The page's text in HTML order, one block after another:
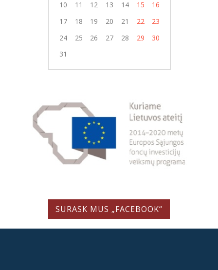
10
11 12 13 14 15
16
17
18 19 20 21 22
23
24
25 26 27 28 29
30
31
SURASK MUS „FACEBOOK“